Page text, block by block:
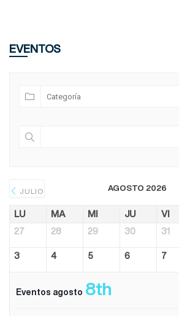
EVENTOS
JULIO AGOSTO 2026
LU MA MI JU VI
27 28 29 30 31
3 4 5 6 7
Eventos agosto 8th